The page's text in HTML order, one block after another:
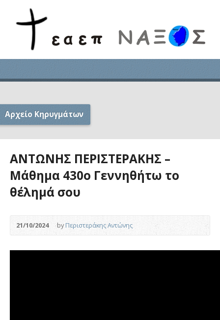
Αρχείο Κηρυγμάτων
ΑΝΤΩΝΗΣ ΠΕΡΙΣΤΕΡΑΚΗΣ –
Μάθημα 430ο Γεννηθήτω το
θέλημά σου
21/10/2024 byΠεριστεράκης Αντώνης